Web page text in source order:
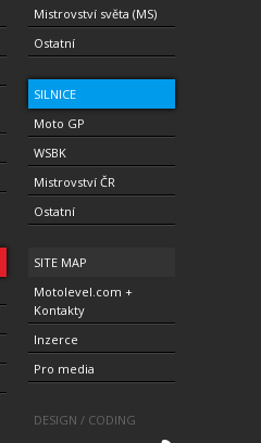
Mistrovství světa (MS)
Ostatní
SILNICE
Moto GP
WSBK
Mistrovství ČR
Ostatní
SITE MAP
Motolevel.com +
Kontakty
Inzerce
Pro media
DESIGN / CODING